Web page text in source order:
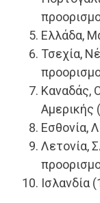
Ελλάδα,
Τσεχία,
Καναδάς,
Αμερικής
Εσθονία,
Λετονία,
Ισλανδία